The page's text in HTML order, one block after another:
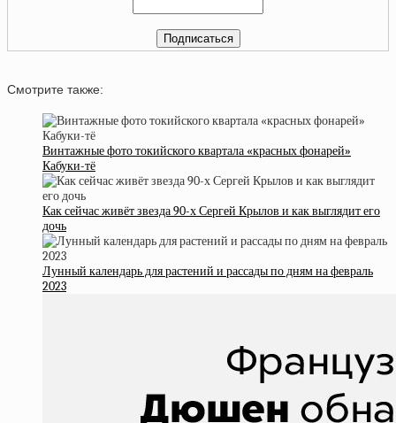
Смотрите также:
Винтажные фото токийского квартала «красных фонарей»
Кабуки-тё
Как сейчас живёт звезда 90-х Сергей Крылов и как выглядит его
дочь
Лунный календарь для растений и рассады по дням на февраль
2023